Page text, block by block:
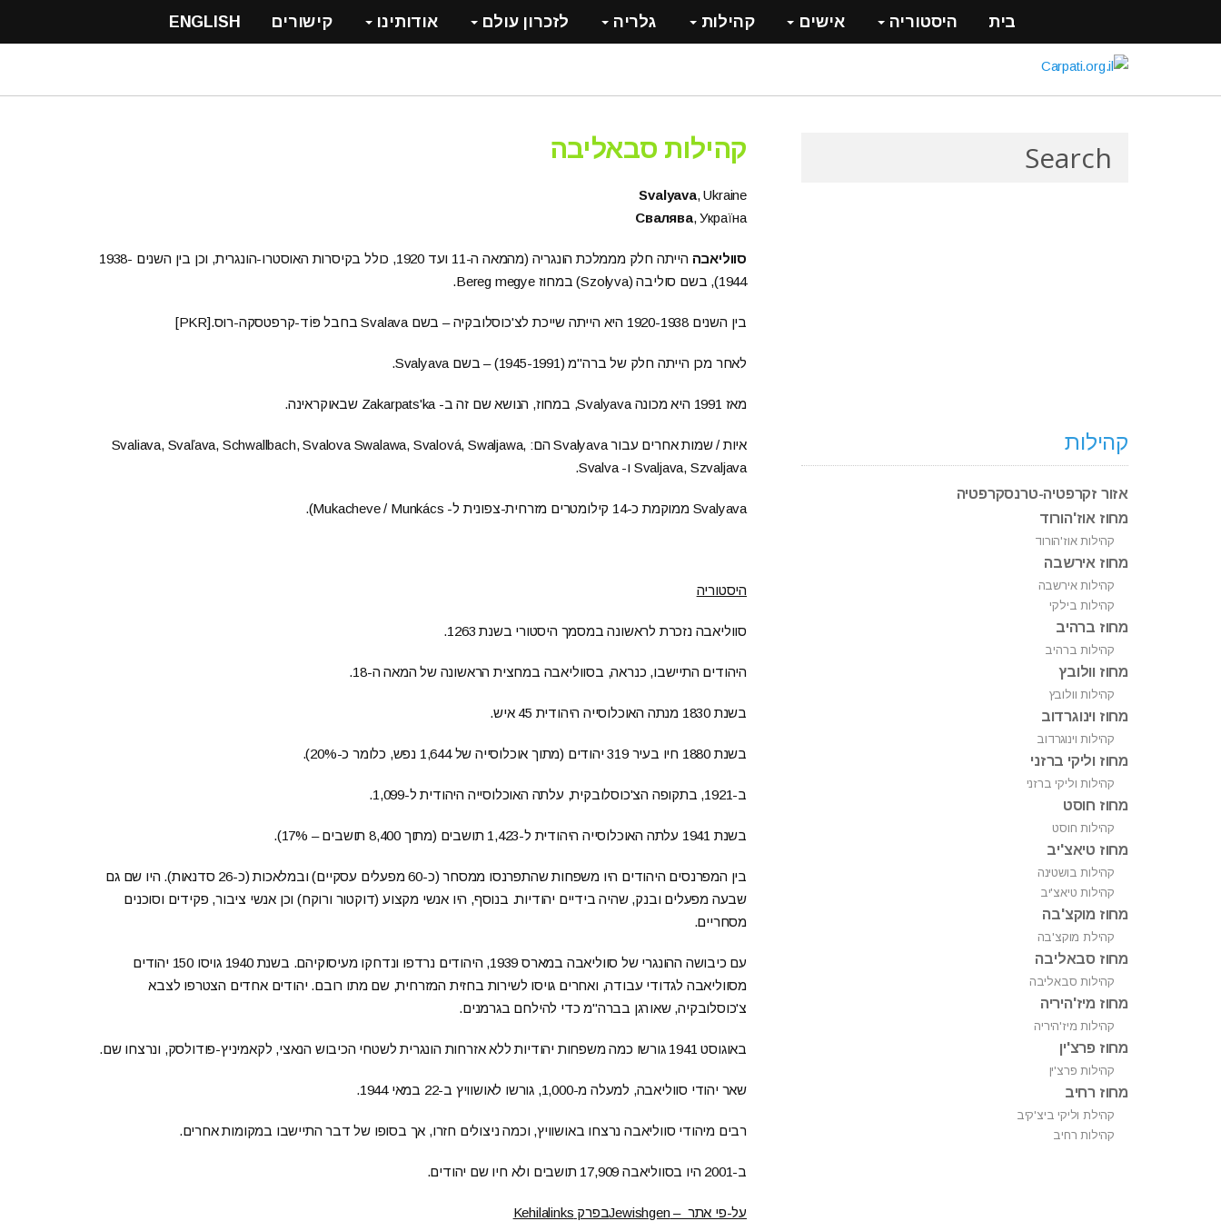
בית היסטוריה אישים קהילות גלריה לזכרון עולם אודותינו קישורים ENGLISH
קהילות סבאליבה
Svalyava, Ukraine
Cвалява, Украïна
סווליאבה
הייתה חלק מממלכת הונגריה (מהמאה ה-11 ועד 1920, כולל בקיסרות האוסטרו-הונגרית, וכן בין השנים 1938-
1944), בשם סוליבה (Szolyva) במחוז Bereg megye.
בין השנים 1920-1938 היא הייתה שייכת לצ'כוסלובקיה – בשם Svalava בחבל פּוֹד-קרפטסקה-רוּס.[PKR]
לאחר מכן הייתה חלק של ברה"מ (1945-1991) – בשם Svalyava.
מאז 1991 היא מכונה Svalyava, במחוז, הנושא שם זה ב- Zakarpats'ka שבאוקראינה.
איות / שמות אחרים עבור Svalyava הם: Svaliava, Svaľava, Schwallbach, Svalova Swalawa, Svalová, Swaljawa,
Svaljava, Szvaljava ו- Svalva.
Svalyava ממוקמת כ-14 קילומטרים מזרחית-צפונית ל- Mukacheve / Munkács).
היסטוריה
סווליאבה נזכרת לראשונה במסמך היסטורי בשנת 1263.
היהודים התיישבו, כנראה, בסווליאבה במחצית הראשונה של המאה ה-18.
בשנת 1830 מנתה האוכלוסייה היהודית 45 איש.
בשנת 1880 חיו בעיר 319 יהודים (מתוך אוכלוסייה של 1,644 נפש, כלומר כ-20%).
ב-1921, בתקופה הצ'כוסלובקית, עלתה האוכלוסייה היהודית ל-1,099.
בשנת 1941 עלתה האוכלוסייה היהודית ל-1,423 תושבים (מתוך 8,400 תושבים – 17%).
בין המפרנסים היהודים היו משפחות שהתפרנסו ממסחר (כ-60 מפעלים עסקיים) ובמלאכות (כ-26 סדנאות). היו שם גם
שבעה מפעלים ובנק, שהיה בידיים יהודיות. בנוסף, היו אנשי מקצוע (דוקטור ורוקח) וכן אנשי ציבור, פקידים וסוכנים
מסחריים.
עם כיבושה ההונגרי של סווליאבה במארס 1939, היהודים נרדפו ונדחקו מעיסוקיהם. בשנת 1940 גויסו 150 יהודים
מסווליאבה לגדודי עבודה, ואחרים גויסו לשירות בחזית המזרחית, שם מתו רובם. יהודים אחדים הצטרפו לצבא
צ'כוסלובקיה, שאורגן בברה"מ כדי להילחם בגרמנים.
באוגוסט 1941 גורשו כמה משפחות יהודיות ללא אזרחות הונגרית לשטחי הכיבוש הנאצי, לקאמיניץ-פודולסק, ונרצחו שם.
שאר יהודי סווליאבה, למעלה מ-1,000, גורשו לאושוויץ ב-22 במאי 1944.
רבים מיהודי סווליאבה נרצחו באושוויץ, וכמה ניצולים חזרו, אך בסופו של דבר התיישבו במקומות אחרים.
ב-2001 היו בסווליאבה 17,909 תושבים ולא חיו שם יהודים.
על-פי אתר – Jewishgenבפרק Kehilalinks
קהילות
אזור זקרפטיה-טרנסקרפטיה
מחוז אוז'הורוד
קהילות אוז'הורוד
מחוז אירשבה
קהילות אירשבה
קהילות בילקי
מחוז ברהיב
קהילות ברהיב
מחוז וולובץ
קהילות וולובץ
מחוז וינוגרדוב
קהילות וינוגרדוב
מחוז וליקי ברזני
קהילות וליקי ברזני
מחוז חוסט
קהילות חוסט
מחוז טיאצ'יב
קהילות בושטינה
קהילות טיאצ'יב
מחוז מוקצ'בה
קהילת מוקצ'בה
מחוז סבאליבה
קהילות סבאליבה
מחוז מיז'היריה
קהילות מיז'היריה
מחוז פרצ'ין
קהילות פרצ'ין
מחוז רחיב
קהילת וליקי ביצ'קיב
קהילות רחיב